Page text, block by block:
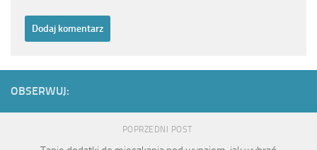
OBSERWUJ:
POPRZEDNI POST